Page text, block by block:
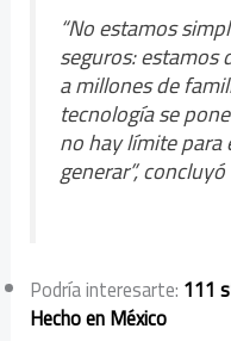
“No estamos
seguros:
a millones de
tecnología se
no hay límite
generar”,
Podría interesarte: 111
Hecho en México